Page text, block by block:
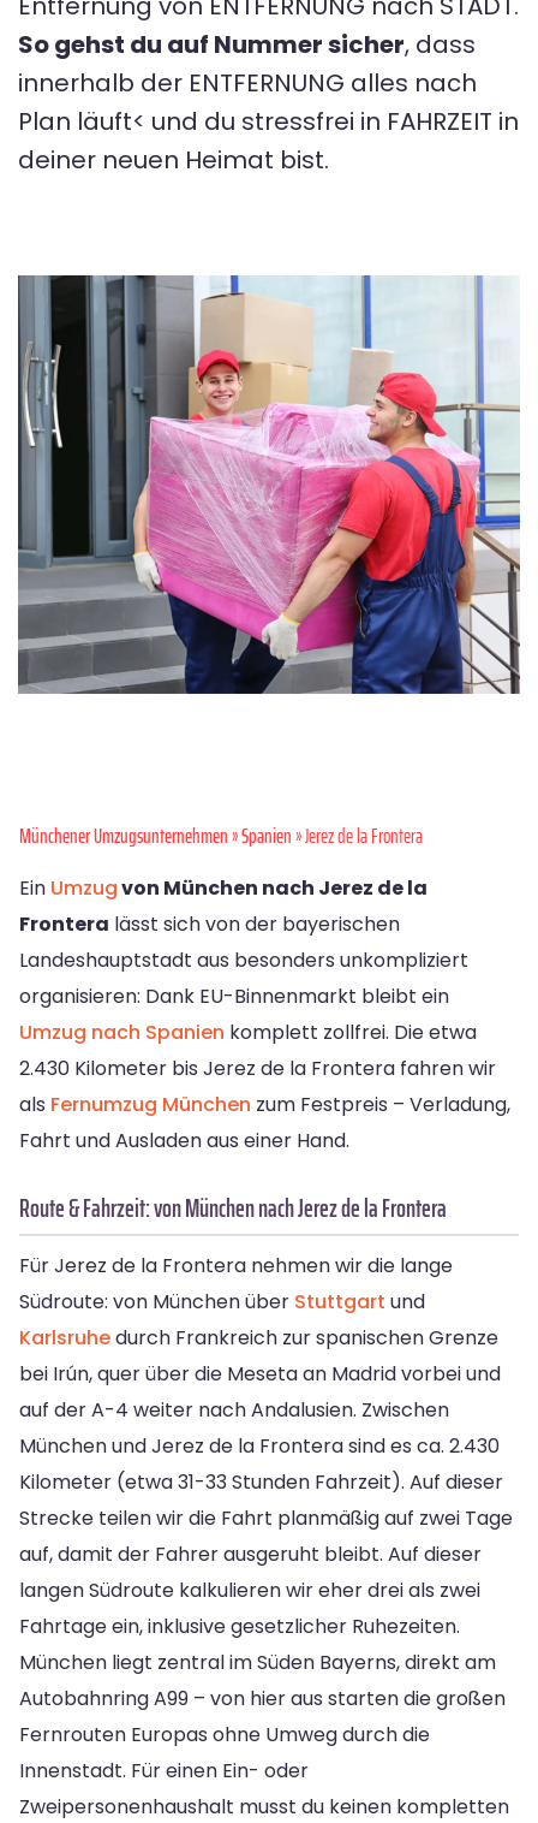
So gehst du auf Nummer sicher, dass
innerhalb der ENTFERNUNG alles nach
Plan läuft< und du stressfrei in FAHRZEIT in
deiner neuen Heimat bist.
Münchener Umzugsunternehmen»Spanien» Jerez de la Frontera
Ein Umzugvon München nach Jerez de la
Frontera lässt sich von der bayerischen
Landeshauptstadt aus besonders unkompliziert
organisieren: Dank EU-Binnenmarkt bleibt ein
Umzug nach Spanien komplett zollfrei. Die etwa
2.430 Kilometer bis Jerez de la Frontera fahren wir
als Fernumzug München zum Festpreis – Verladung,
Fahrt und Ausladen aus einer Hand.
Route & Fahrzeit: von München nach Jerez de la Frontera
Für Jerez de la Frontera nehmen wir die lange
Südroute: von München über Stuttgart und
Karlsruhedurch Frankreich zur spanischen Grenze
bei Irún, quer über die Meseta an Madrid vorbei und
auf der A-4 weiter nach Andalusien. Zwischen
München und Jerez de la Frontera sind es ca. 2.430
Kilometer (etwa 31-33 Stunden Fahrzeit). Auf dieser
Strecke teilen wir die Fahrt planmäßig auf zwei Tage
auf, damit der Fahrer ausgeruht bleibt. Auf dieser
langen Südroute kalkulieren wir eher drei als zwei
Fahrtage ein, inklusive gesetzlicher Ruhezeiten.
München liegt zentral im Süden Bayerns, direkt am
Autobahnring A99 – von hier aus starten die großen
Fernrouten Europas ohne Umweg durch die
Innenstadt. Für einen Ein- oder
Zweipersonenhaushalt musst du keinen kompletten